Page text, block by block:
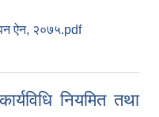
ऐन, २०७५.pdf
नियमित तथा